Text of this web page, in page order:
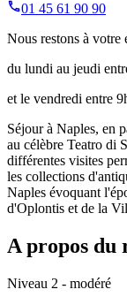
01 45 61 90 90
Nous restons à votre
du lundi au jeudi
et le vendredi entre
Séjour à Naples, en
au célèbre Teatro di
différentes visites
les collections
Naples évoquant
d'Oplontis et de la
A propos du
Niveau 2 - modéré